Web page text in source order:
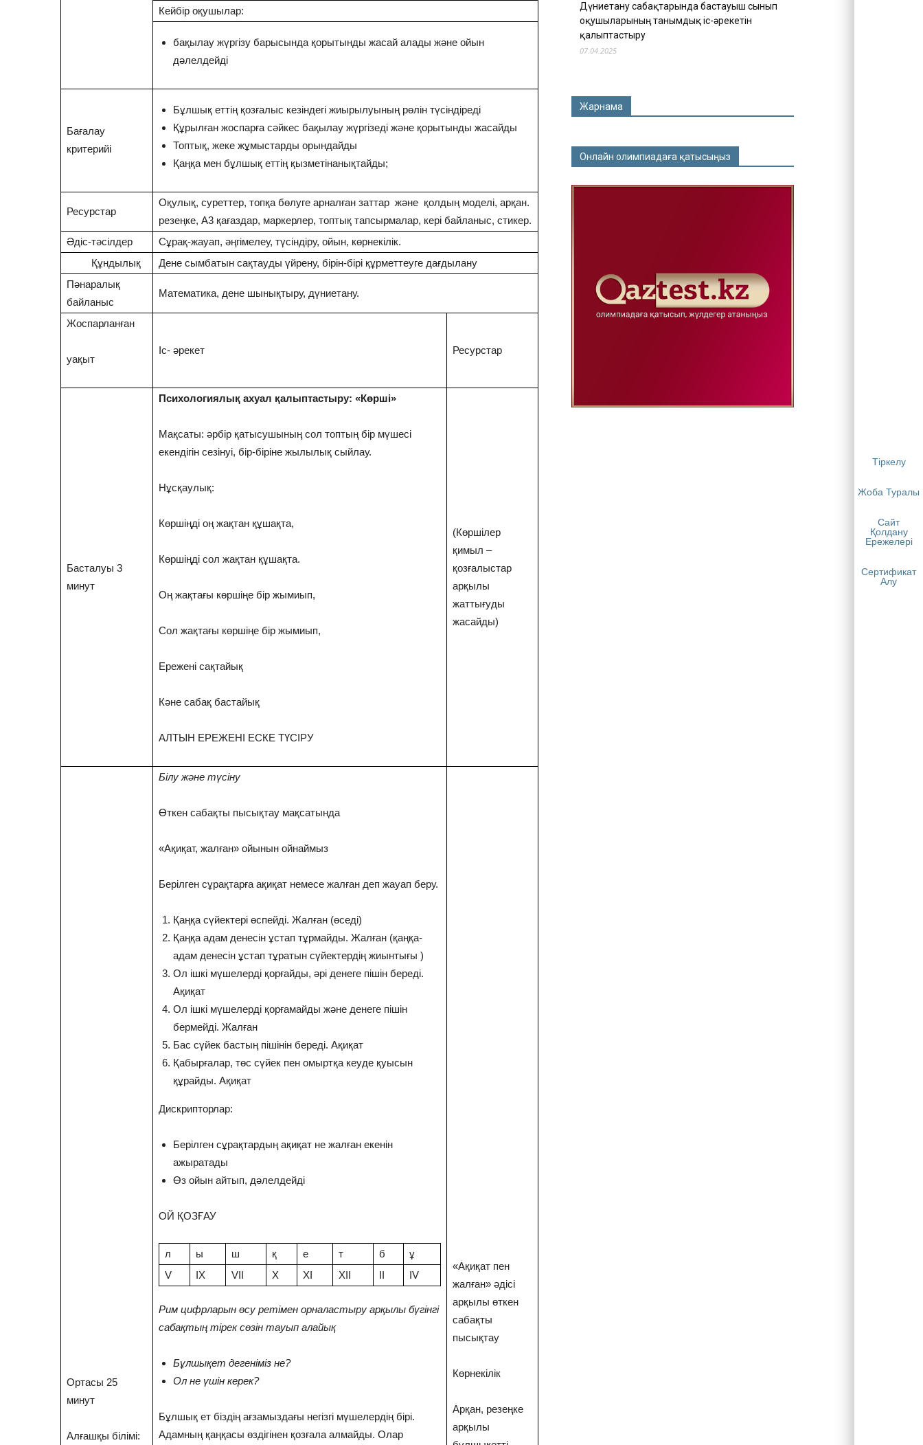
Тіркелу
Жоба Туралы
Сайт
Қолдану
Ережелері
Сертификат
Алу
Кейбір оқушылар:
бақылау жүргізу барысында қорытынды жасай алады және ойын
дәлелдейді
Бағалау
критерийі
Бұлшық еттің қозғалыс кезіндегі жиырылуының рөлін түсіндіреді
Құрылған жоспарға сәйкес бақылау жүргізеді және қорытынды жасайды
Топтық, жеке жұмыстарды орындайды
Қаңқа мен бұлшық еттің қызметінанықтайды;
Ресурстар
Оқулық, суреттер, топқа бөлуге арналған заттар және қолдың моделі, арқан.
резеңке, А3 қағаздар, маркерлер, топтық тапсырмалар, кері байланыс, стикер.
Әдіс-тәсілдер
Сұрақ-жауап, әңгімелеу, түсіндіру, ойын, көрнекілік.
Құндылық
Дене сымбатын сақтауды үйрену, бірін-бірі құрметтеуге дағдылану
Пәнаралық
байланыс
Математика, дене шынықтыру, дүниетану.
Жоспарланған
уақыт
Іс- әрекет Ресурстар
Басталуы 3
минут
Психологиялық ахуал қалыптастыру: «Көрші»
Мақсаты: әрбір қатысушының сол топтың бір мүшесі
екендігін сезінуі, бір-біріне жылылық сыйлау.
Нұсқаулық:
Көршіңді оң жақтан құшақта,
Көршіңді сол жақтан құшақта.
Оң жақтағы көршіңе бір жымиып,
Сол жақтағы көршіңе бір жымиып,
Ережені сақтайық
Кәне сабақ бастайық
АЛТЫН ЕРЕЖЕНІ ЕСКЕ ТҮСІРУ
(Көршілер
қимыл –
қозғалыстар
арқылы
жаттығуды
жасайды)
Ортасы 25
минут
Алғашқы білімі:
Білу және түсіну
Өткен сабақты пысықтау мақсатында
«Ақиқат, жалған» ойынын ойнаймыз
Берілген сұрақтарға ақиқат немесе жалған деп жауап беру.
Қаңқа сүйектері өспейді. Жалған (өседі)
Қаңқа адам денесін ұстап тұрмайды. Жалған (қаңқа-
адам денесін ұстап тұратын сүйектердің жиынтығы )
Ол ішкі мүшелерді қорғайды, әрі денеге пішін береді.
Ақиқат
Ол ішкі мүшелерді қорғамайды және денеге пішін
бермейді. Жалған
Бас сүйек бастың пішінін береді. Ақиқат
Қабырғалар, төс сүйек пен омыртқа кеуде қуысын
құрайды. Ақиқат
Дискрипторлар:
Берілген сұрақтардың ақиқат не жалған екенін
ажыратады
Өз ойын айтып, дәлелдейді
ОЙ ҚОЗҒАУ
л ы ш қ е т б
ұ
V
IX VII X XI XII II IV
Рим цифрларын өсу ретімен орналастыру арқылы бүгінгі
сабақтың тірек сөзін тауып алайық
Бұлшықет дегеніміз не?
Ол не үшін керек?
Бұлшық ет біздің ағзамыздағы негізгі мүшелердің бірі.
Адамның қаңқасы өздігінен қозғала алмайды. Олар
«Ақиқат пен
жалған» әдісі
арқылы өткен
сабақты
пысықтау
Көрнекілік
Арқан, резеңке
арқылы
Дүниетану сабақтарында бастауыш сынып
оқушыларының танымдық іс-әрекетін
қалыптастыру
07.04.2025
Жарнама
Онлайн олимпиадаға қатысыңыз